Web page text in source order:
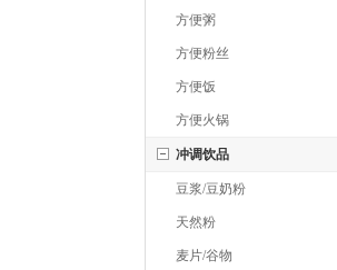
方便粥
方便粉丝
方便饭
方便火锅
冲调饮品
豆浆/豆奶粉
天然粉
麦片/谷物